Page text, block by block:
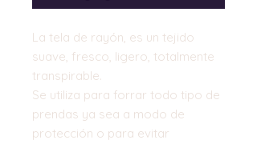
La tela de rayón, es un tejido
suave, fresco, ligero, totalmente
transpirable.
Se utiliza para forrar todo tipo de
prendas ya sea a modo de
protección o para evitar